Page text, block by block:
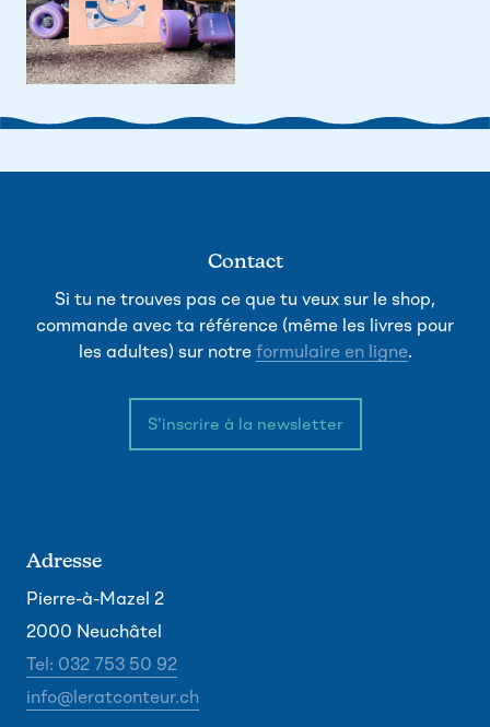
Contact
Si tu ne trouves pas ce que tu veux sur le shop,
commande avec ta référence (même les livres pour
les adultes) sur notre formulaire en ligne.
S'inscrire à la newsletter
Adresse
Pierre-à-Mazel 2
2000 Neuchâtel
Tel: 032 753 50 92
info@leratconteur.ch